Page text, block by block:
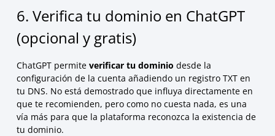
6. Verifica tu dominio en ChatGPT
(opcional y gratis)
ChatGPT permite verificar tu dominio desde la
configuración de la cuenta añadiendo un registro TXT en
tu DNS. No está demostrado que influya directamente en
que te recomienden, pero como no cuesta nada, es una
vía más para que la plataforma reconozca la existencia de
tu dominio.